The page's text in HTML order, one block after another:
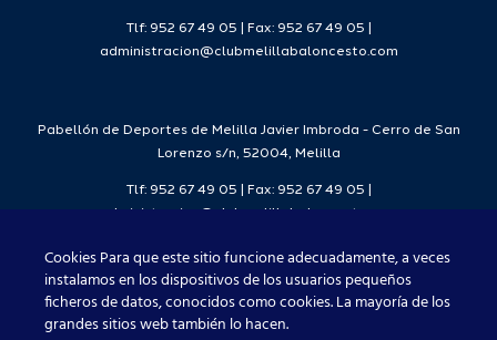
Tlf: 952 67 49 05 | Fax: 952 67 49 05 |
administracion@clubmelillabaloncesto.com
Pabellón de Deportes de Melilla Javier Imbroda - Cerro de San
Lorenzo s/n, 52004, Melilla
Tlf: 952 67 49 05 | Fax: 952 67 49 05 |
administracion@clubmelillabaloncesto.com
Club Melilla Baloncesto 2021
Cookies Para que este sitio funcione adecuadamente, a veces
instalamos en los dispositivos de los usuarios pequeños
ficheros de datos, conocidos como cookies. La mayoría de los
grandes sitios web también lo hacen.